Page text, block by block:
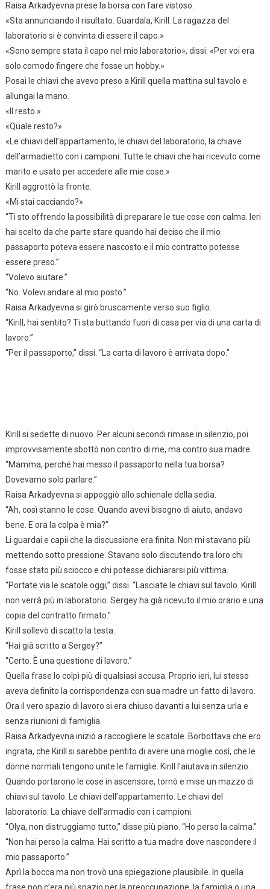
Raisa Arkadyevna prese la borsa con fare vistoso.
«Sta annunciando il risultato. Guardala, Kirill. La ragazza del
laboratorio si è convinta di essere il capo.»
«Sono sempre stata il capo nel mio laboratorio», dissi. «Per voi era
solo comodo fingere che fosse un hobby.»
Posai le chiavi che avevo preso a Kirill quella mattina sul tavolo e
allungai la mano.
«Il resto.»
«Quale resto?»
«Le chiavi dell’appartamento, le chiavi del laboratorio, la chiave
dell’armadietto con i campioni. Tutte le chiavi che hai ricevuto come
marito e usato per accedere alle mie cose.»
Kirill aggrottò la fronte.
«Mi stai cacciando?»
“Ti sto offrendo la possibilità di preparare le tue cose con calma. Ieri
hai scelto da che parte stare quando hai deciso che il mio
passaporto poteva essere nascosto e il mio contratto potesse
essere preso.”
“Volevo aiutare.”
“No. Volevi andare al mio posto.”
Raisa Arkadyevna si girò bruscamente verso suo figlio.
“Kirill, hai sentito? Ti sta buttando fuori di casa per via di una carta di
lavoro.”
“Per il passaporto,” dissi. “La carta di lavoro è arrivata dopo.”
Kirill si sedette di nuovo. Per alcuni secondi rimase in silenzio, poi
improvvisamente sbottò non contro di me, ma contro sua madre.
“Mamma, perché hai messo il passaporto nella tua borsa?
Dovevamo solo parlare.”
Raisa Arkadyevna si appoggiò allo schienale della sedia.
“Ah, così stanno le cose. Quando avevi bisogno di aiuto, andavo
bene. E ora la colpa è mia?”
Li guardai e capii che la discussione era finita. Non mi stavano più
mettendo sotto pressione. Stavano solo discutendo tra loro chi
fosse stato più sciocco e chi potesse dichiararsi più vittima.
“Portate via le scatole oggi,” dissi. “Lasciate le chiavi sul tavolo. Kirill
non verrà più in laboratorio. Sergey ha già ricevuto il mio orario e una
copia del contratto firmato.”
Kirill sollevò di scatto la testa.
“Hai già scritto a Sergey?”
“Certo. È una questione di lavoro.”
Quella frase lo colpì più di qualsiasi accusa. Proprio ieri, lui stesso
aveva definito la corrispondenza con sua madre un fatto di lavoro.
Ora il vero spazio di lavoro si era chiuso davanti a lui senza urla e
senza riunioni di famiglia.
Raisa Arkadyevna iniziò a raccogliere le scatole. Borbottava che ero
ingrata, che Kirill si sarebbe pentito di avere una moglie così, che le
donne normali tengono unite le famiglie. Kirill l’aiutava in silenzio.
Quando portarono le cose in ascensore, tornò e mise un mazzo di
chiavi sul tavolo. Le chiavi dell’appartamento. Le chiavi del
laboratorio. La chiave dell’armadio con i campioni.
“Olya, non distruggiamo tutto,” disse più piano. “Ho perso la calma.”
“Non hai perso la calma. Hai scritto a tua madre dove nascondere il
mio passaporto.”
Aprì la bocca ma non trovò una spiegazione plausibile. In quella